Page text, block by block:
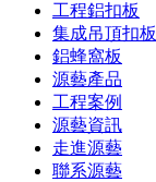
工程鋁扣板
集成吊頂扣板
鋁蜂窩板
源藝產品
工程案例
源藝資訊
走進源藝
聯系源藝